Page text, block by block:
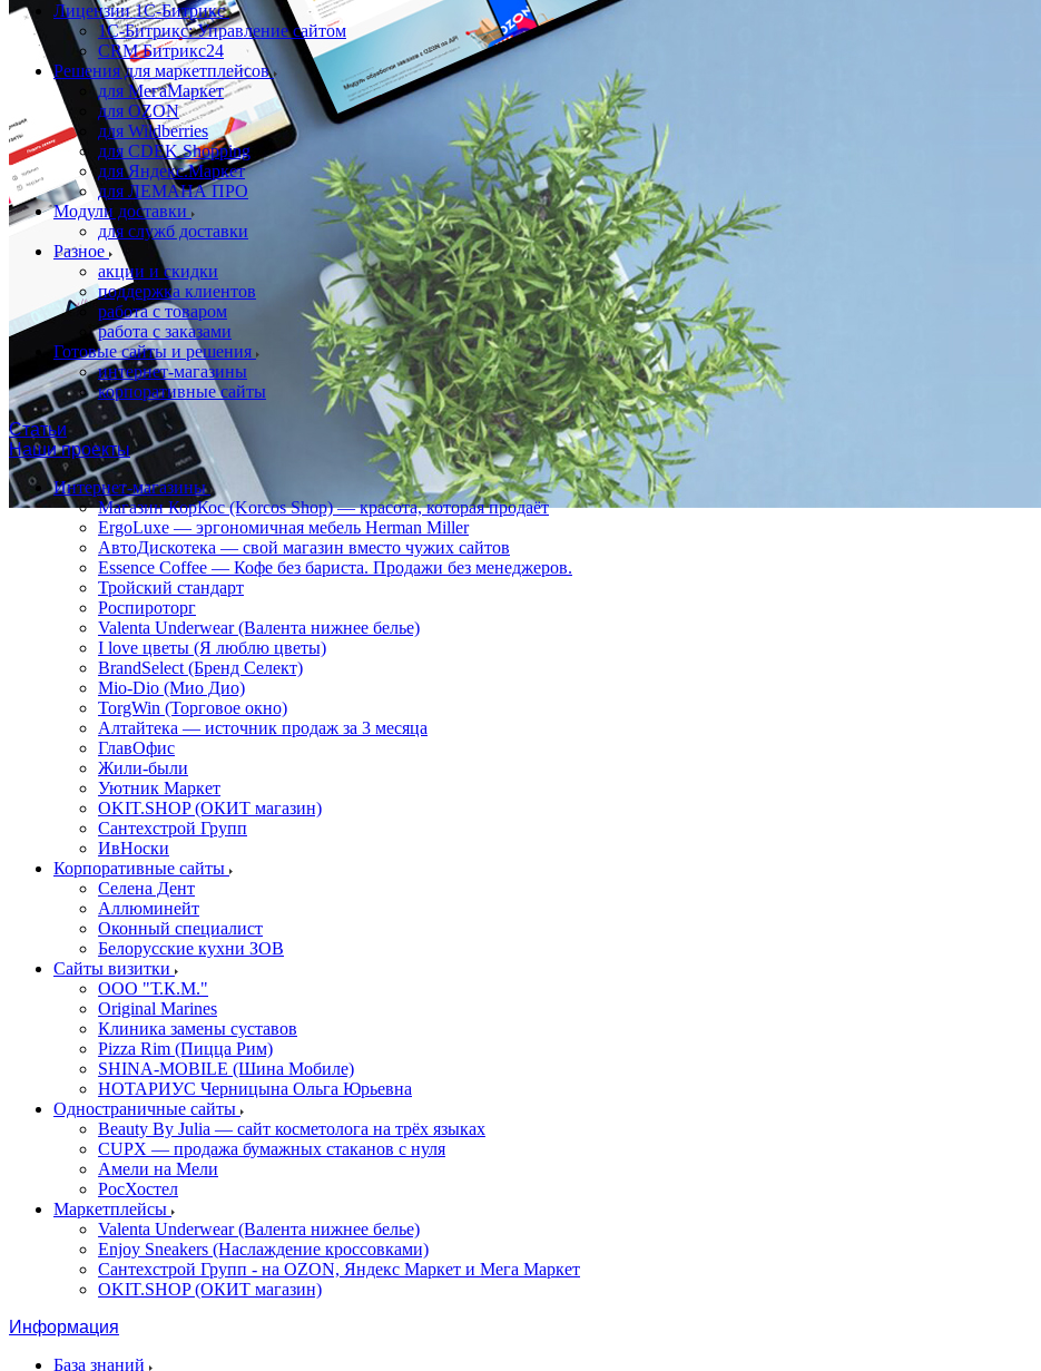
Лицензии 1С-Битрикс
1С-Битрикс: Управление сайтом
CRM Битрикс24
Решения для маркетплейсов
для МегаМаркет
для OZON
для Wildberries
для CDEK Shopping
для Яндекс.Маркет
для ЛЕМАНА ПРО
Модули доставки
для служб доставки
Разное
акции и скидки
поддержка клиентов
работа с товаром
работа с заказами
Готовые сайты и решения
интернет-магазины
корпоративные сайты
Статьи
Наши проекты
Интернет-магазины
Магазин КорКос (Korcos Shop) — красота, которая продаёт
ErgoLuxe — эргономичная мебель Herman Miller
АвтоДискотека — свой магазин вместо чужих сайтов
Essence Coffee — Кофе без бариста. Продажи без менеджеров.
Тройский стандарт
Роспироторг
Valenta Underwear (Валента нижнее белье)
I love цветы (Я люблю цветы)
BrandSelect (Бренд Селект)
Mio-Dio (Мио Дио)
TorgWin (Торговое окно)
Алтайтека — источник продаж за 3 месяца
ГлавОфис
Жили-были
Уютник Маркет
OKIT.SHOP (ОКИТ магазин)
Сантехстрой Групп
ИвНоски
Корпоративные сайты
Селена Дент
Аллюминейт
Оконный специалист
Белорусские кухни ЗОВ
Сайты визитки
ООО "Т.К.М."
Original Marines
Клиника замены суставов
Pizza Rim (Пицца Рим)
SHINA-MOBILE (Шина Мобиле)
НОТАРИУС Черницына Ольга Юрьевна
Одностраничные сайты
Beauty By Julia — сайт косметолога на трёх языках
CUPX — продажа бумажных стаканов с нуля
Амели на Мели
РосХостел
Маркетплейсы
Valenta Underwear (Валента нижнее белье)
Enjoy Sneakers (Наслаждение кроссовками)
Сантехcтрой Групп - на OZON, Яндекс Маркет и Мега Маркет
OKIT.SHOP (ОКИТ магазин)
Информация
База знаний